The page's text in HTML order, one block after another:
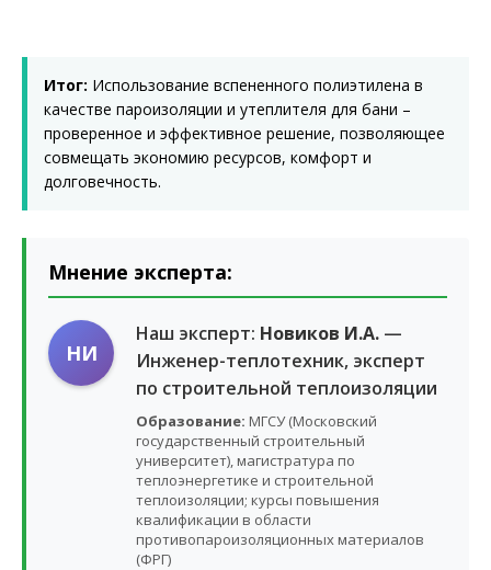
Итог: Использование вспененного полиэтилена в
качестве пароизоляции и утеплителя для бани –
проверенное и эффективное решение, позволяющее
совмещать экономию ресурсов, комфорт и
долговечность.
Мнение эксперта:
НИ
Наш эксперт: Новиков И.А. —
Инженер-теплотехник, эксперт
по строительной теплоизоляции
Образование: МГСУ (Московский
государственный строительный
университет), магистратура по
теплоэнергетике и строительной
теплоизоляции; курсы повышения
квалификации в области
противопароизоляционных материалов
(ФРГ)